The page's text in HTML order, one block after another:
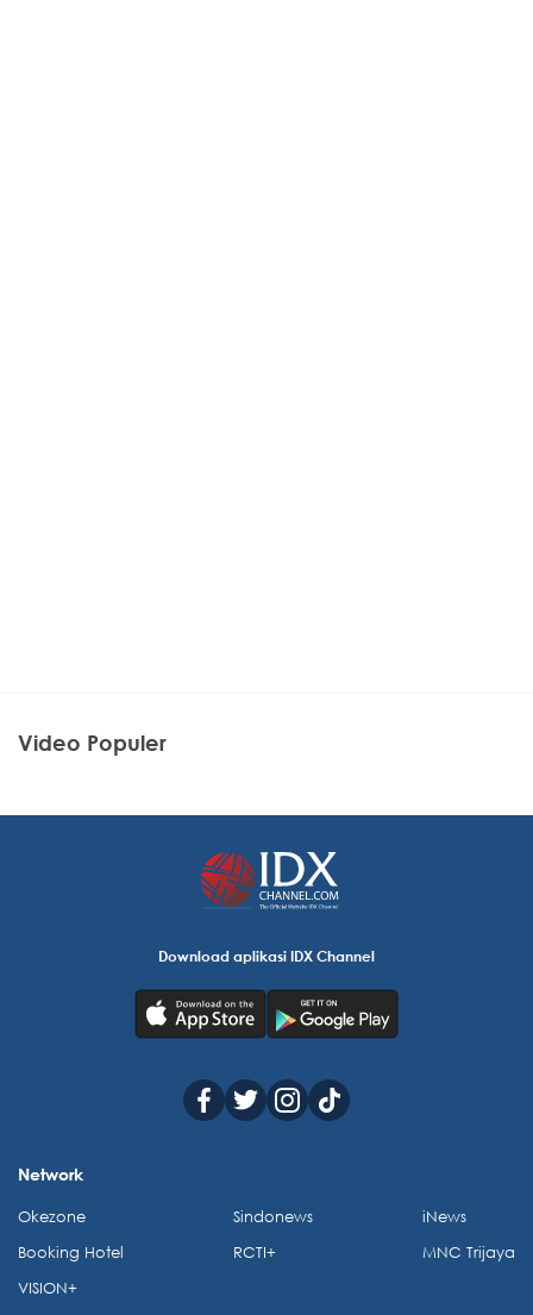
Video Populer
Download aplikasi IDX Channel
Network
Okezone
Booking Hotel
VISION+
Sindonews
RCTI+
iNews
MNC Trijaya